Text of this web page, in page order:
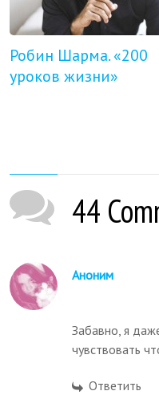
Робин Шарма. «200
уроков жизни»
44
Аноним
Забавно, я
чувствовать
Ответить